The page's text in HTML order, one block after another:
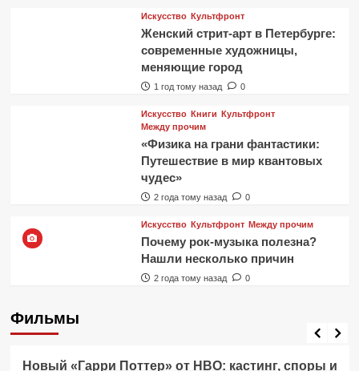
Искусство Культфронт
Женский стрит-арт в Петербурге:
современные художницы,
меняющие город
1 год тому назад 0
Искусство Книги Культфронт
Между прочим
«Физика на грани фантастики:
Путешествие в мир квантовых
чудес»
2 года тому назад 0
Искусство Культфронт Между прочим
Почему рок-музыка полезна?
Нашли несколько причин
2 года тому назад 0
Фильмы
Фильмы
Новый «Гарри Поттер» от HBO: кастинг, споры и